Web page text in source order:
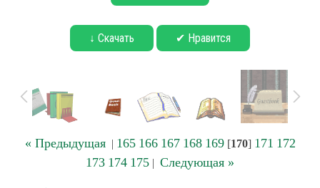
↓ Скачать ✔ Нравится
« Предыдущая| 165 166 167 168 169[170] 171 172
173 174 175 | Следующая »